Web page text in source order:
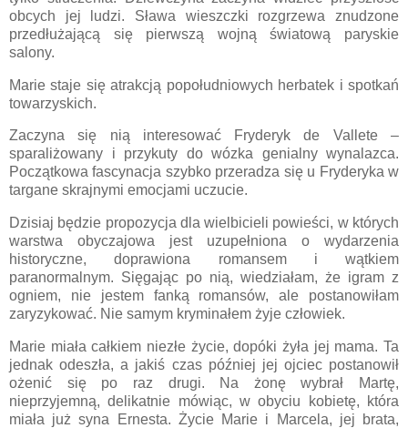
obcych jej ludzi. Sława wieszczki rozgrzewa znudzone
przedłużającą się pierwszą wojną światową paryskie
salony.
Marie staje się atrakcją popołudniowych herbatek i spotkań
towarzyskich.
Zaczyna się nią interesować Fryderyk de Vallete –
sparaliżowany i przykuty do wózka genialny wynalazca.
Początkowa fascynacja szybko przeradza się u Fryderyka w
targane skrajnymi emocjami uczucie.
Dzisiaj będzie propozycja dla wielbicieli powieści, w których
warstwa obyczajowa jest uzupełniona o wydarzenia
historyczne, doprawiona romansem i wątkiem
paranormalnym. Sięgając po nią, wiedziałam, że igram z
ogniem, nie jestem fanką romansów, ale postanowiłam
zaryzykować. Nie samym kryminałem żyje człowiek.
Marie miała całkiem niezłe życie, dopóki żyła jej mama. Ta
jednak odeszła, a jakiś czas później jej ojciec postanowił
ożenić się po raz drugi. Na żonę wybrał Martę,
nieprzyjemną, delikatnie mówiąc, w obyciu kobietę, która
miała już syna Ernesta. Życie Marie i Marcela, jej brata,